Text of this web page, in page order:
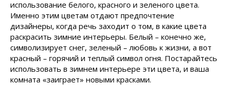
использование белого, красного и зеленого цвета.
Именно этим цветам отдают предпочтение
дизайнеры, когда речь заходит о том, в какие цвета
раскрасить зимние интерьеры. Белый – конечно же,
символизирует снег, зеленый – любовь к жизни, а вот
красный – горячий и теплый символ огня. Постарайтесь
использовать в зимнем интерьере эти цвета, и ваша
комната «заиграет» новыми красками.